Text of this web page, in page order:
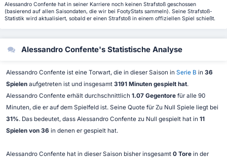
Alessandro Confente hat in seiner Karriere noch keinen Strafstoß geschossen
(basierend auf allen Saisondaten, die wir bei FootyStats sammeln). Seine Strafstoß-
Statistik wird aktualisiert, sobald er einen Strafstoß in einem offiziellen Spiel schießt.
Alessandro Confente's Statistische Analyse
Alessandro Confente ist eine Torwart, die in dieser Saison in Serie B in 36
Spielenaufgetreten ist und insgesamt 3191 Minuten gespielt hat.
Alessandro Confente erhält durchschnittlich 1.07 Gegentorefür alle 90
Minuten, die er auf dem Spielfeld ist. Seine Quote für Zu Null Spiele liegt bei
31%. Das bedeutet, dass Alessandro Confente zu Null gespielt hat in 11
Spielen von 36 in denen er gespielt hat.
Alessandro Confente hat in dieser Saison bisher insgesamt 0 Torein der